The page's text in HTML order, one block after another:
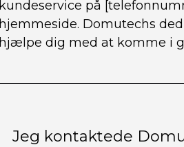
kundeservice på
hjemmeside. Domutechs
hjælpe dig med at komme i
Jeg kontaktede